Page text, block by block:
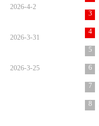
2026-4-2
2026-3-31
2026-3-25
3
4
5
6
7
8